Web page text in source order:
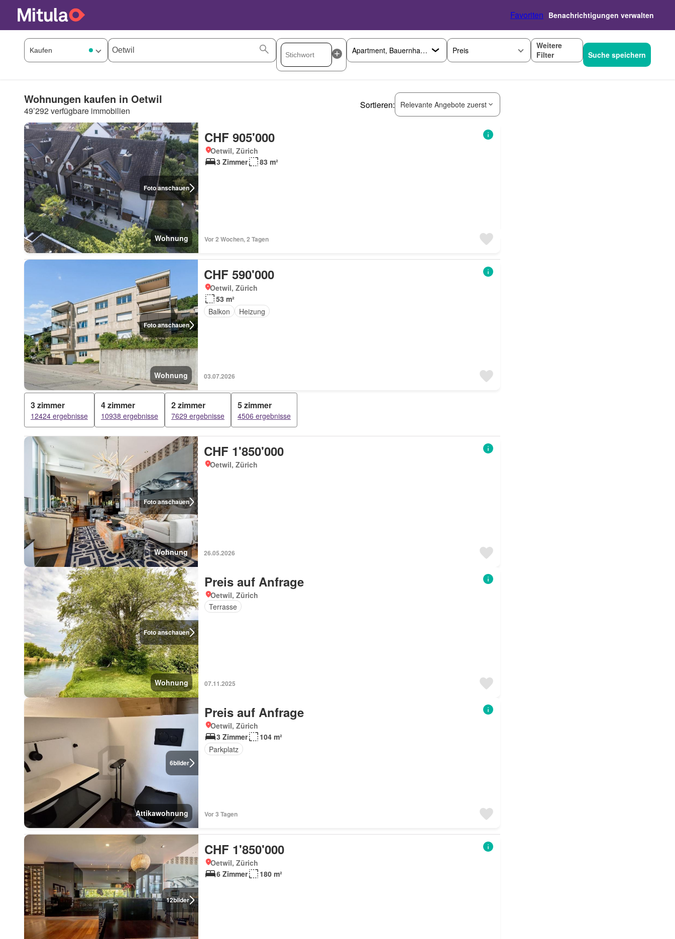
Favoriten Benachrichtigungen verwalten
Preis
Weitere
Filter
Suche speichern
Wohnungen kaufen in Oetwil
49’292 verfügbare immobilien
Sortieren: Relevante Angebote zuerst
Foto anschauen
Wohnung
CHF 905'000
Oetwil, Zürich
3 Zimmer
83 m²
Vor 2 Wochen, 2 Tagen
Foto anschauen
Wohnung
CHF 590'000
Oetwil, Zürich
53 m²
Balkon
Heizung
03.07.2026
3 zimmer
12424 ergebnisse
4 zimmer
10938 ergebnisse
2 zimmer
7629 ergebnisse
5 zimmer
4506 ergebnisse
Foto anschauen
Wohnung
CHF 1'850'000
Oetwil, Zürich
26.05.2026
Foto anschauen
Wohnung
Preis auf Anfrage
Oetwil, Zürich
Terrasse
07.11.2025
6bilder
Attikawohnung
Preis auf Anfrage
Oetwil, Zürich
3 Zimmer
104 m²
Parkplatz
Vor 3 Tagen
12bilder
CHF 1'850'000
Oetwil, Zürich
6 Zimmer
180 m²